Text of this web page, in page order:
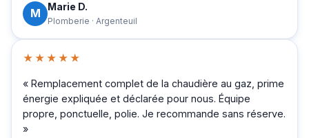
M Marie D.
Plomberie · Argenteuil
★★★★★
« Remplacement complet de la chaudière au gaz, prime
énergie expliquée et déclarée pour nous. Équipe
propre, ponctuelle, polie. Je recommande sans réserve.
»